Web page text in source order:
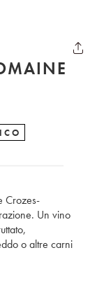
Crozes-
Un vino
o altre carni